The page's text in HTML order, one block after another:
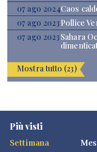
07 ago 2024Caos
07 ago 2023Pollice
07 ago 2023Sahara
Mostra tutto (23)
Più visti
Settimana